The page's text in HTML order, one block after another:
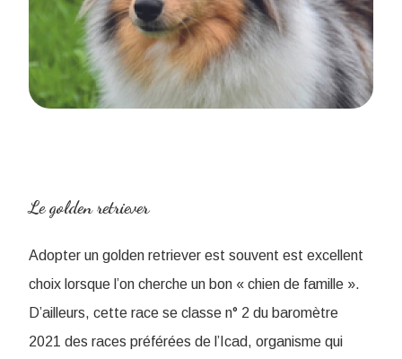
Le golden retriever
Adopter un golden retriever est souvent est excellent
choix lorsque l’on cherche un bon « chien de famille ».
D’ailleurs, cette race se classe n° 2 du baromètre
2021 des races préférées de l’Icad, organisme qui